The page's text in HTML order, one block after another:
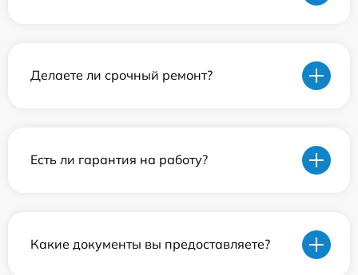
Делаете ли срочный ремонт?
Есть ли гарантия на работу?
Какие документы вы предоставляете?